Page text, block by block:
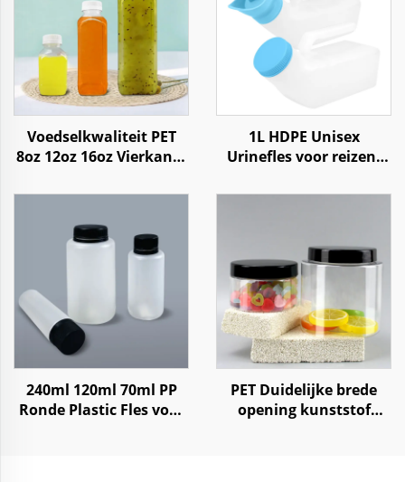
Voedselkwaliteit PET
8oz 12oz 16oz Vierkante
Sappen, Frisdrank,
Yoghurt
1L HDPE Unisex
Urinefles voor reizen,
zorginstellingen
240ml 120ml 70ml PP
Ronde Plastic Fles voor
PET Duidelijke brede
opening kunststof